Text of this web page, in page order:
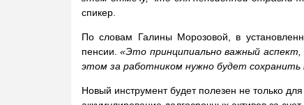
спикер.
По словам Галины Морозовой, в
пенсии.«Это принципиально важный
этом за работником нужно будет
Новый инструмент будет полезен не только